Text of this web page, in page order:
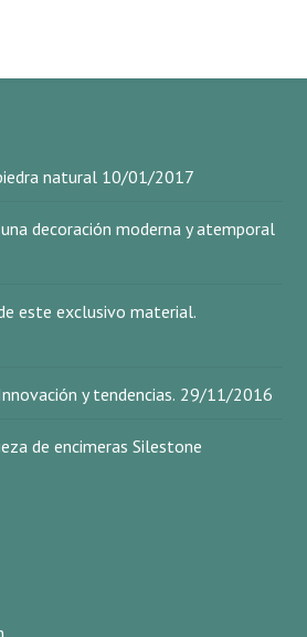
natural 10/01/2017
decoración moderna y atemporal
este exclusivo material.
y tendencias. 29/11/2016
de encimeras Silestone